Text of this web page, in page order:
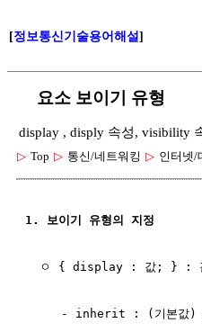
[정보통신기술용어해설]
요소 보이기 유형
display , disply 속성, visibility
▷ Top ▷ 통신/네트워킹 ▷ 인터넷/
1. 보이기 유형의 지정
ㅇ { display : 값; } :
- inherit : (기본값)